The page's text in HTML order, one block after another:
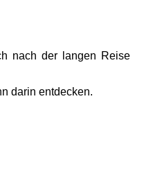
nach der langen Reise
darin entdecken.